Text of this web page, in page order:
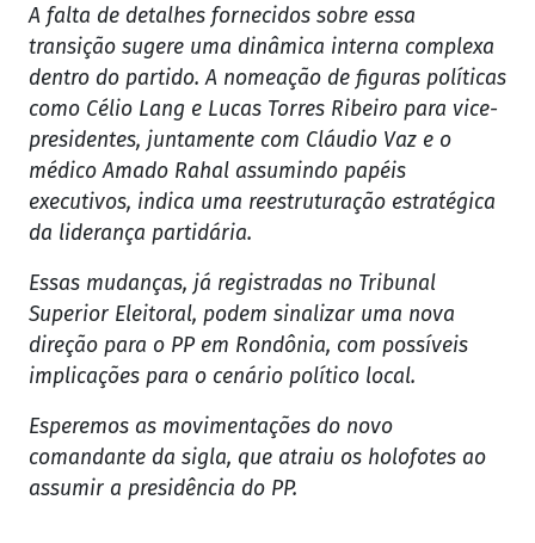
A falta de detalhes fornecidos sobre essa
transição sugere uma dinâmica interna complexa
dentro do partido. A nomeação de figuras políticas
como Célio Lang e Lucas Torres Ribeiro para vice-
presidentes, juntamente com Cláudio Vaz e o
médico Amado Rahal assumindo papéis
executivos, indica uma reestruturação estratégica
da liderança partidária.
Essas mudanças, já registradas no Tribunal
Superior Eleitoral, podem sinalizar uma nova
direção para o PP em Rondônia, com possíveis
implicações para o cenário político local.
Esperemos as movimentações do novo
comandante da sigla, que atraiu os holofotes ao
assumir a presidência do PP.